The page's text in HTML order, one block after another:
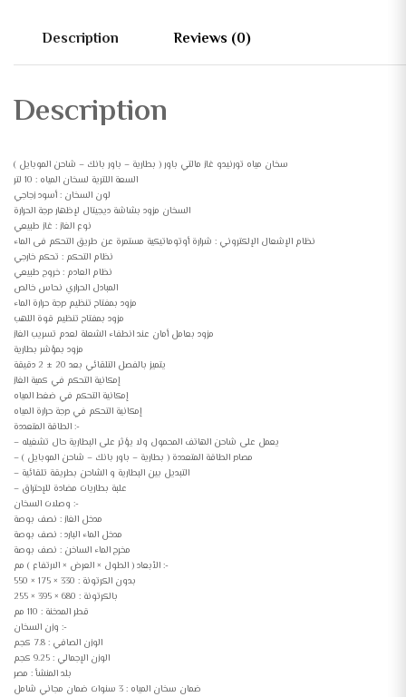
Description Reviews (0)
Description
سخان مياه تورنيدو غاز مالتي باور ( بطارية – باور بانك – شاحن الموبايل )
السعة اللترية لسخان المياه : 10 لتر
لون السخان : أسود زجاجي
السخان مزود بشاشة ديجيتال لإظهار درجة الحرارة
نوع الغاز : غاز طبيعي
نظام الإشعال الإلكتروني : شرارة أوتوماتيكية مستمرة عن طريق التحكم فى الماء
نظام التحكم : تحكم خارجي
نظام العادم : خروج طبيعي
المبادل الحراري نحاس خالص
مزود بمفتاح تنظيم درجة حرارة الماء
مزود بمفتاح تنظيم قوة اللهب
مزود بعامل أمان عند انطفاء الشعلة لعدم تسريب الغاز
مزود بمؤشر بطارية
يتميز بالفصل التلقائي بعد 20 ± 2 دقيقة
إمكانية التحكم في كمية الغاز
إمكانية التحكم في ضغط المياه
إمكانية التحكم في درجة حرارة المياه
الطاقة المتعددة :-
– يعمل على شاحن الهاتف المحمول ولا يؤثر على البطارية حال تشغيله
– مصادر الطاقة المتعددة ( بطارية – باور بانك – شاحن الموبايل )
– التبديل بين البطارية و الشاحن بطريقة تلقائية
– علبة بطاريات مضادة للإحتراق
وصلات السخان :-
مدخل الغاز : نصف بوصة
مدخل الماء البارد : نصف بوصة
مخرج الماء الساخن : نصف بوصة
الأبعاد ( الطول × العرض × الارتفاع ) مم :-
بدون الكرتونة : 330 × 175 × 550
بالكرتونة : 680 × 395 × 255
قطر المدخنة : 110 مم
وزن السخان :-
الوزن الصافي : 7.8 كجم
الوزن الإجمالي : 9.25 كجم
بلد المنشأ : مصر
ضمان سخان المياه : 3 سنوات ضمان مجاني شامل